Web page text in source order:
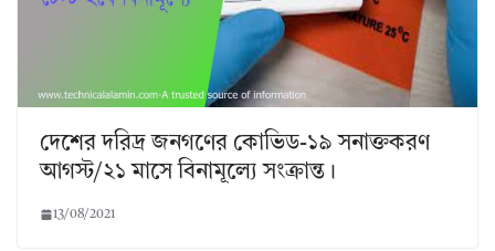
দেশের দরিদ্র জনগণের কোভিড-১৯ সনাক্তকরণ
আগস্ট/২১ মাসে বিনামূল্যে সংক্রান্ত।
13/08/2021